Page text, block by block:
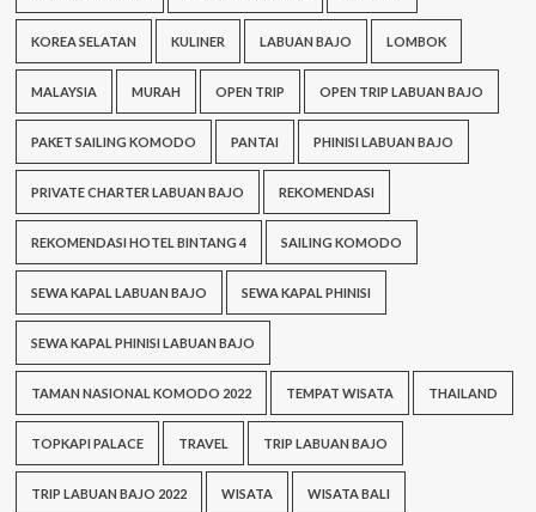
KOREA SELATAN KULINER LABUAN BAJO LOMBOK
MALAYSIA MURAH OPEN TRIP OPEN TRIP LABUAN BAJO
PAKET SAILING KOMODO PANTAI PHINISI LABUAN BAJO
PRIVATE CHARTER LABUAN BAJO REKOMENDASI
REKOMENDASI HOTEL BINTANG 4 SAILING KOMODO
SEWA KAPAL LABUAN BAJO SEWA KAPAL PHINISI
SEWA KAPAL PHINISI LABUAN BAJO
TAMAN NASIONAL KOMODO 2022 TEMPAT WISATA THAILAND
TOPKAPI PALACE TRAVEL TRIP LABUAN BAJO
TRIP LABUAN BAJO 2022 WISATA WISATA BALI